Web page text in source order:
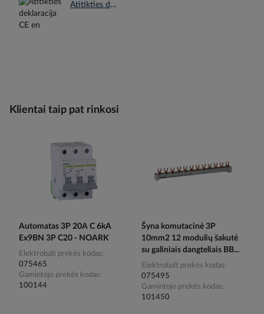
Atitikties deklaracija CE en.pdf
Klientai taip pat rinkosi
Automatas 3P 20A C 6kA
Ex9BN 3P C20 - NOARK
Elektrobalt prekės kodas
075465
Gamintojo prekės kodas
100144
Šyna komutacinė 3P
10mm2 12 modulių šakutė
su galiniais dangteliais BB...
Elektrobalt prekės kodas
075495
Gamintojo prekės kodas
101450